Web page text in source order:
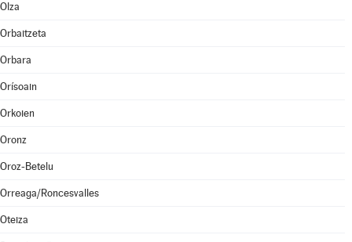
Olza
Orbaitzeta
Orbara
Orísoain
Orkoien
Oronz
Oroz-Betelu
Orreaga/Roncesvalles
Oteiza